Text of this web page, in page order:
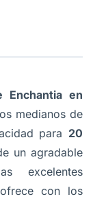
Enchantia en
medianos de
para 20
un agradable
excelentes
con los